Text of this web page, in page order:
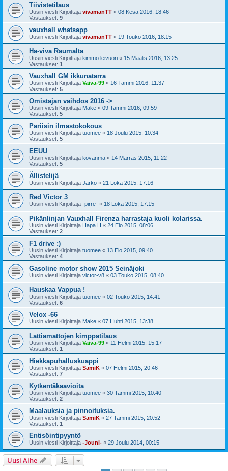
Tiivistetilaus
Uusin viesti Kirjoittaja vivamanTT « 08 Kesä 2016, 18:46
Vastaukset: 9
vauxhall whatsapp
Uusin viesti Kirjoittaja vivamanTT « 19 Touko 2016, 18:15
Ha-viva Raumalta
Uusin viesti Kirjoittaja kimmo.leivuori « 15 Maalis 2016, 13:25
Vastaukset: 1
Vauxhall GM ikkunatarra
Uusin viesti Kirjoittaja Vaiva-99 « 16 Tammi 2016, 11:37
Vastaukset: 5
Omistajan vaihdos 2016 ->
Uusin viesti Kirjoittaja Make « 09 Tammi 2016, 09:59
Vastaukset: 5
Pariisin ilmastokokous
Uusin viesti Kirjoittaja tuomee « 18 Joulu 2015, 10:34
Vastaukset: 5
EEUU
Uusin viesti Kirjoittaja kovanma « 14 Marras 2015, 11:22
Vastaukset: 5
Ällistelijä
Uusin viesti Kirjoittaja Jarko « 21 Loka 2015, 17:16
Red Victor 3
Uusin viesti Kirjoittaja -pirre- « 18 Loka 2015, 17:15
Pikänlinjan Vauxhall Firenza harrastaja kuoli kolarissa.
Uusin viesti Kirjoittaja Hapa H « 24 Elo 2015, 08:06
Vastaukset: 2
F1 drive :)
Uusin viesti Kirjoittaja tuomee « 13 Elo 2015, 09:40
Vastaukset: 4
Gasoline motor show 2015 Seinäjoki
Uusin viesti Kirjoittaja victor-v8 « 03 Touko 2015, 08:40
Hauskaa Vappua !
Uusin viesti Kirjoittaja tuomee « 02 Touko 2015, 14:41
Vastaukset: 6
Velox -66
Uusin viesti Kirjoittaja Make « 07 Huhti 2015, 13:38
Lattiamattojen kimppatilaus
Uusin viesti Kirjoittaja Vaiva-99 « 11 Helmi 2015, 15:17
Vastaukset: 1
Hiekkapuhalluskuappi
Uusin viesti Kirjoittaja SamiK « 07 Helmi 2015, 20:46
Vastaukset: 7
Kytkentäkaavioita
Uusin viesti Kirjoittaja tuomee « 30 Tammi 2015, 10:40
Vastaukset: 2
Maalauksia ja pinnoituksia.
Uusin viesti Kirjoittaja SamiK « 27 Tammi 2015, 20:52
Vastaukset: 1
Entisöintipyyntö
Uusin viesti Kirjoittaja -Jouni- « 29 Joulu 2014, 00:15
Uusi Aihe